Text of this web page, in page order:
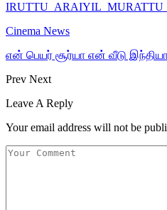
Cinema News
என் பெயர் சூர்யா என் வீடு
Prev Next
Leave A Reply
Your email address will not be